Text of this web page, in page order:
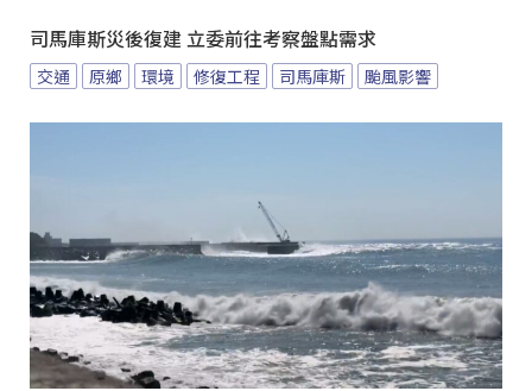
司馬庫斯災後復建 立委前往考察盤點需求
交通 原鄉 環境 修復工程 司馬庫斯 颱風影響